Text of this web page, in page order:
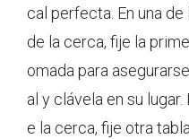
cal perfecta. En una
de la cerca, fije la
omada para
al y clávela en su
e la cerca, fije otra